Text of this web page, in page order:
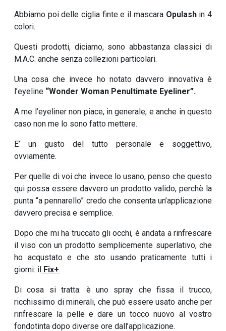
Abbiamo poi delle ciglia finte e il mascara Opulashin 4
colori.
Questi prodotti, diciamo, sono abbastanza classici di
M.A.C. anche senza collezioni particolari.
Una cosa che invece ho notato davvero innovativa è
l’eyeline “Wonder Woman Penultimate Eyeliner”.
A me l’eyeliner non piace, in generale, e anche in questo
caso non me lo sono fatto mettere.
E’ un gusto del tutto personale e soggettivo,
ovviamente.
Per quelle di voi che invece lo usano, penso che questo
qui possa essere davvero un prodotto valido, perchè la
punta “a pennarello” credo che consenta un’applicazione
davvero precisa e semplice.
Dopo che mi ha truccato gli occhi, è andata a rinfrescare
il viso con un prodotto semplicemente superlativo, che
ho acqustato e che sto usando praticamente tutti i
giorni: il Fix+.
Di cosa si tratta: è uno spray che fissa il trucco,
ricchissimo di minerali, che può essere usato anche per
rinfrescare la pelle e dare un tocco nuovo al vostro
fondotinta dopo diverse ore dall’applicazione.